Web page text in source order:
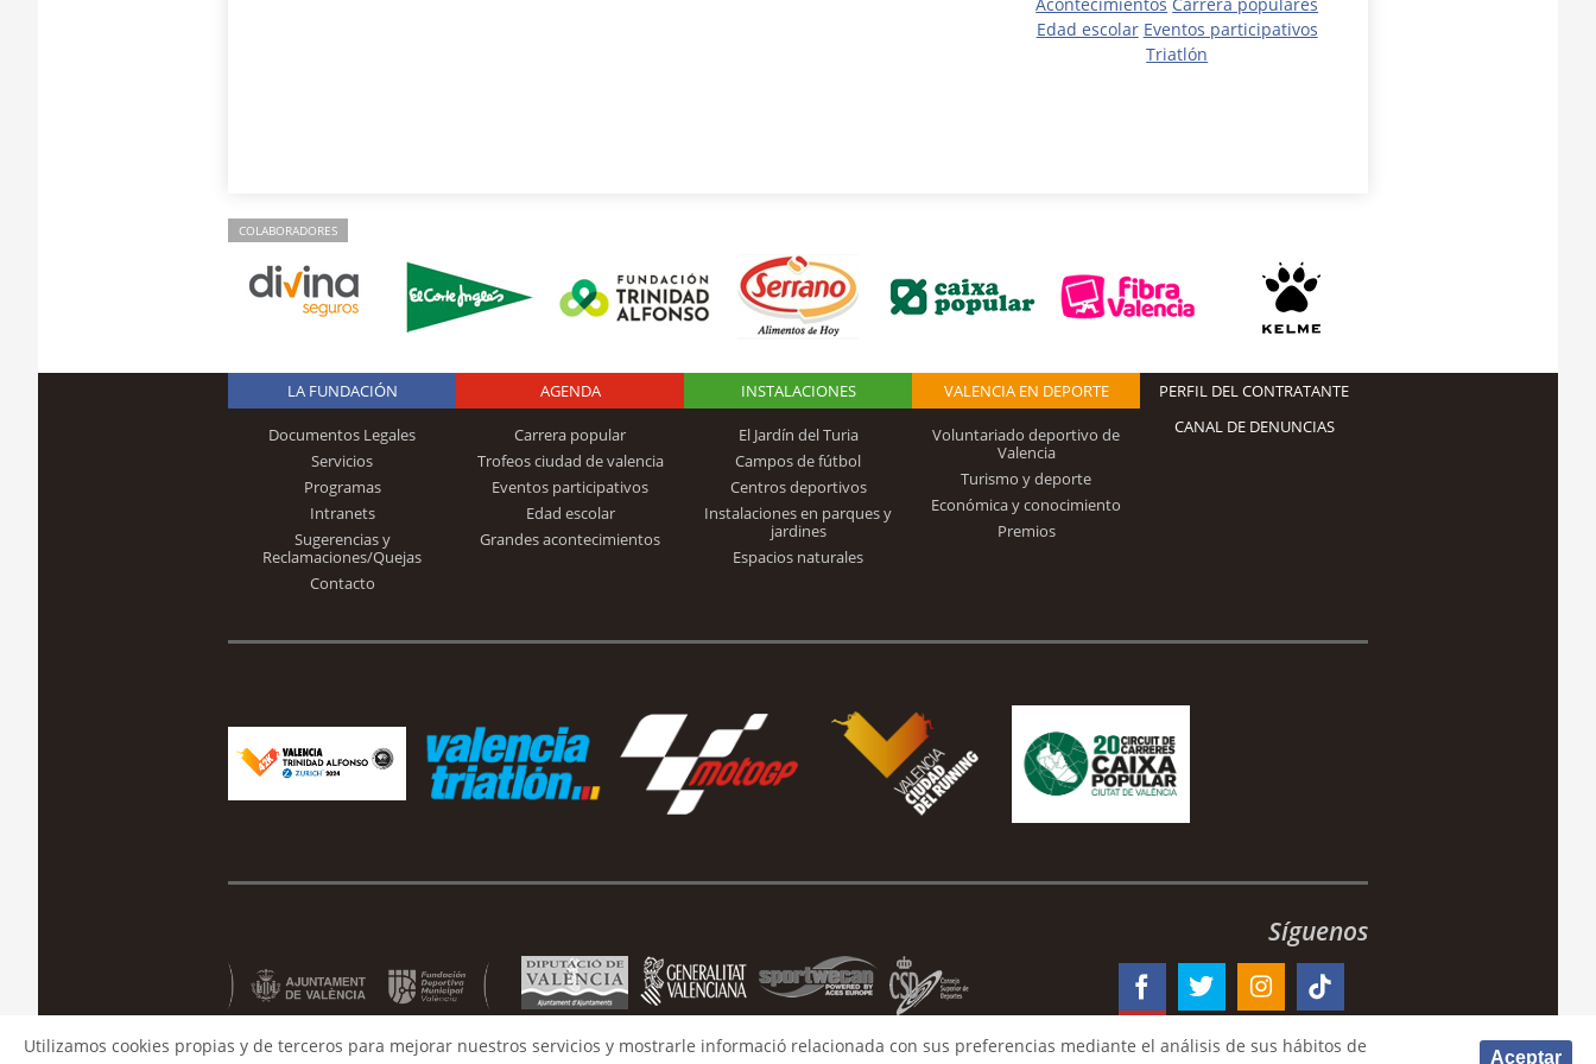
Edad escolar Eventos participativos
Triatlón
COLABORADORES
Logo Fundación
Trinidad Alfonso
LA FUNDACIÓN
Documentos Legales
Servicios
Programas
Intranets
Sugerencias y
Reclamaciones/Quejas
Contacto
AGENDA
Carrera popular
Trofeos ciudad de valencia
Eventos participativos
Edad escolar
Grandes acontecimientos
INSTALACIONES
El Jardín del Turia
Campos de fútbol
Centros deportivos
Instalaciones en parques y
jardines
Espacios naturales
VALENCIA EN DEPORTE
Voluntariado deportivo de
Valencia
Turismo y deporte
Económica y conocimiento
Premios
PERFIL DEL CONTRATANTE
CANAL DE DENUNCIAS
Síguenos
Utilizamos cookies propias y de terceros para mejorar nuestros servicios y mostrarle informació relacionada con sus preferencias mediante el análisis de sus hábitos de
Aceptar